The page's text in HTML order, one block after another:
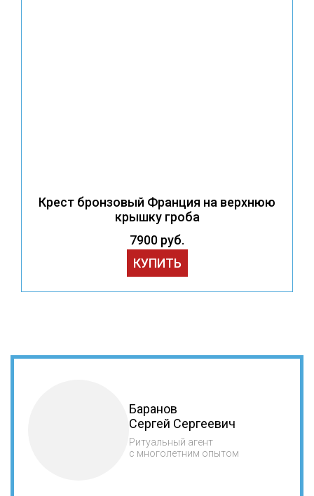
Крест бронзовый Франция на верхнюю
крышку гроба
7900 руб.
КУПИТЬ
Баранов
Сергей Сергеевич
Ритуальный агент
с многолетним опытом